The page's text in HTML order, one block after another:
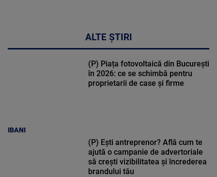
ALTE ȘTIRI
IBANI
(P) Piața fotovoltaică din București
în 2026: ce se schimbă pentru
proprietarii de case și firme
(P) Ești antreprenor? Află cum te
ajută o campanie de advertoriale
să crești vizibilitatea și încrederea
brandului tău